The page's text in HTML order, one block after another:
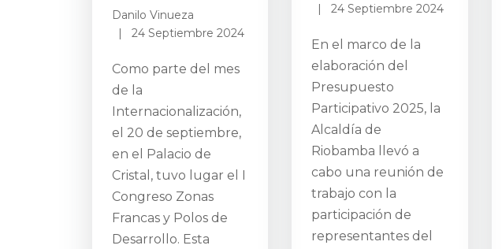
Danilo Vinueza
24 Septiembre 2024
Como parte del mes
de la
Internacionalización,
el 20 de septiembre,
en el Palacio de
Cristal, tuvo lugar el I
Congreso Zonas
Francas y Polos de
Desarrollo. Esta
24 Septiembre 2024
En el marco de la
elaboración del
Presupuesto
Participativo 2025, la
Alcaldía de
Riobamba llevó a
cabo una reunión de
trabajo con la
participación de
representantes del